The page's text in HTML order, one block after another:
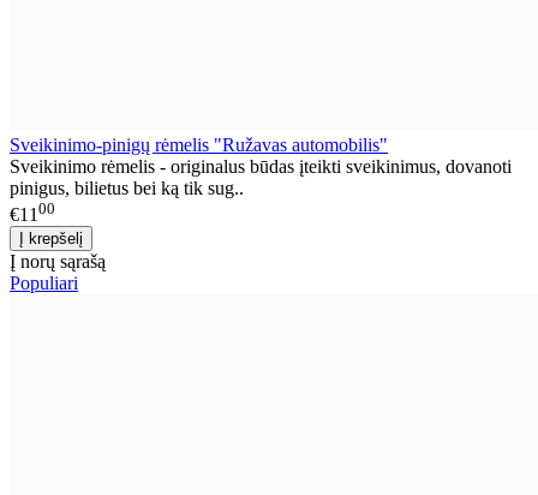
Sveikinimo-pinigų rėmelis "Ružavas automobilis"
Sveikinimo rėmelis - originalus būdas įteikti sveikinimus, dovanoti
pinigus, bilietus bei ką tik sug..
€11 00
Į norų sąrašą
Populiari